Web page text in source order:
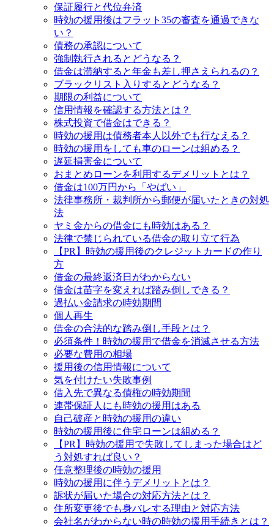
保証履行と代位弁済
時効の援用後はフラット35の審査を通過できな
い？
債務の承認について
強制執行されるとどうなる？
借金は滞納すると年金も差し押さえられるの？
ブラックリスト入りするとどうなる？
期限の利益について
信用情報を確認する方法とは？
株式投資で借金はできる？
時効の援用は債務者本人以外でも行なえる？
時効の援用をしても車のローンは組める？
遅延損害金について
おまとめローンを利用するデメリットとは？
借金は100万円から「やばい」
法律事務所・裁判所から郵便が届いたときの対処
法
ヤミ金からの借金にも時効はある？
法律で禁じられている借金の取り立て行為
【PR】時効の援用後のクレジットカードの作り
方
借金の最終返済日がわからない
借金は苗字を変えれば踏み倒しできる？
過払い金請求の時効期間
個人再生
借金の合法的な踏み倒し手段とは？
必須条件！時効の援用で借金を消滅させる方法
必要な費用の相場
援用後の信用情報について
気を付けたい失敗事例
借入先で異なる債権の時効期間
連帯保証人にも時効の援用はある
自己破産と時効の援用の違い
時効の援用後に住宅ローンは組める？
【PR】時効の援用で失敗してしまった場合はど
う対処すれば良い？
任意整理後の時効の援用
時効の援用に伴うデメリットとは？
訴状が届いた場合の対応方法とは？
住所変更後でも身バレする理由と対応方法
会社名がわからない時の時効の援用手続きとは？